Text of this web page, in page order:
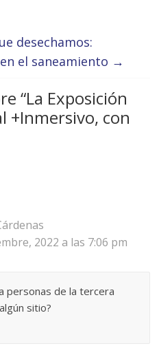
desechamos:
el saneamiento →
“La Exposición
+Inmersivo, con
2022 a las 7:06 pm
personas de la tercera
sitio?